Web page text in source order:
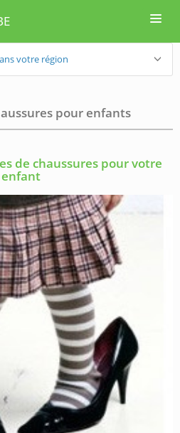
votre région
pour enfants
de chaussures pour votre
enfant